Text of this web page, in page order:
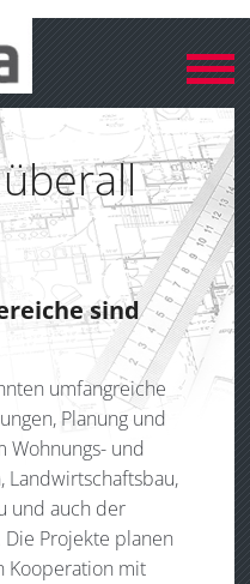
sind
um­fangreiche
Planung und
Wohnungs- und
Landwirtschaftsbau,
und auch der
Projekte planen
Kooperation mit